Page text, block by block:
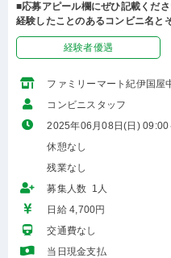
■応募アピール欄にぜひ記載くだ
経験したことのあるコンビニ名と
経験者優遇
ファミリーマート紀伊国屋
コンビニスタッフ
2025年06月08日(日) 09:00
休憩なし
残業なし
募集人数 1人
日給 4,700円
交通費なし
当日現金支払